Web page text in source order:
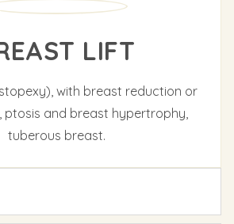
LIFT
with breast reduction or
ptosis and breast hypertrophy,
tuberous breast.